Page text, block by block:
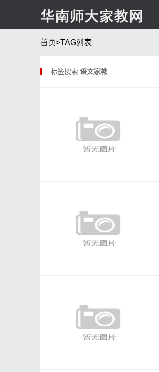
首页>TAG列表
标签搜索 语文家教